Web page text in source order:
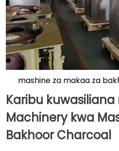
mashine za makaa za
Karibu kuwasiliana
Machinery kwa
Bakhoor Charcoal